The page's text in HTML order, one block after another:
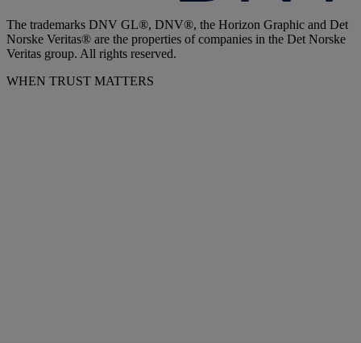
The trademarks DNV GL®, DNV®, the Horizon Graphic and Det
Norske Veritas® are the properties of companies in the Det Norske
Veritas group. All rights reserved.
WHEN TRUST MATTERS